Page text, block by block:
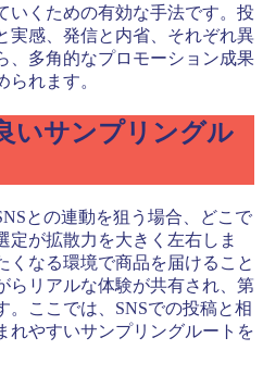
いくための有効な手法です。投
実感、発信と内省、それぞれ異
、多角的なプロモーション成果
られます。
いサンプリングル
との連動を狙う場合、どこで
定が拡散力を大きく左右しま
くなる環境で商品を届けること
らリアルな体験が共有され、第
。ここでは、SNSでの投稿と相
れやすいサンプリングルートを